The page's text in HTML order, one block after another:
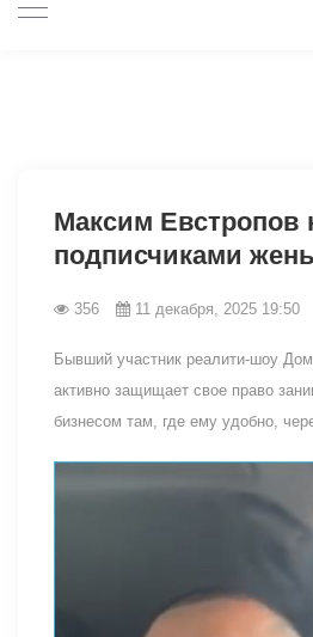
Максим Евстропов
подписчиками
356 11 декабря, 2025 19:50
Бывший участник реалити-шоу
активно защищает свое право
бизнесом там, где ему удобно,